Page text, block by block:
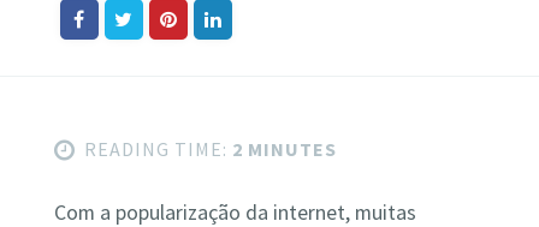
READING TIME: 2 MINUTES
Com a popularização da internet, muitas